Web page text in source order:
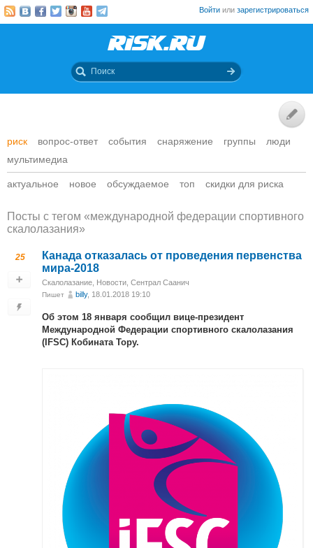
Войти или зарегистрироваться
риск вопрос-ответ события снаряжение группы
люди
мультимедиа
актуальное новое обсуждаемое топ скидки для риска
Посты c тегом «международной федерации спортивного
скалолазания»
25
Канада отказалась от проведения первенства
мира-2018
Скалолазание Новости Сентрал Саанич
Пишет billy, 18.01.2018 19:10
Об этом 18 января сообщил вице-президент
Международной Федерации спортивного скалолазания
(IFSC) Кобината Тору.